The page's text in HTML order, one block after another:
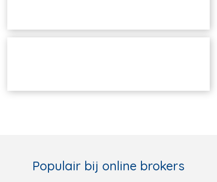
Populair bij online brokers